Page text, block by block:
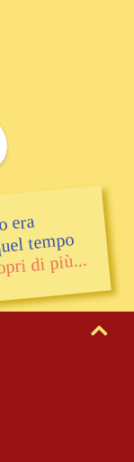
eratempo
di più...